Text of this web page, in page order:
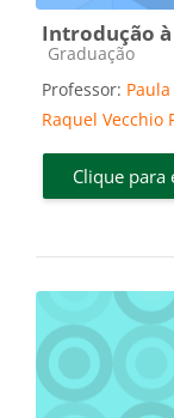
Introdução
Categoria do
Graduação
Professor:
Raquel Vecchio
Clique para